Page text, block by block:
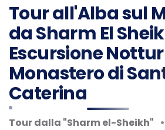
Tour all'Alba sul
da Sharm El
Escursione
Monastero di
Caterina
Tour dalla "Sharm el-Sheikh"